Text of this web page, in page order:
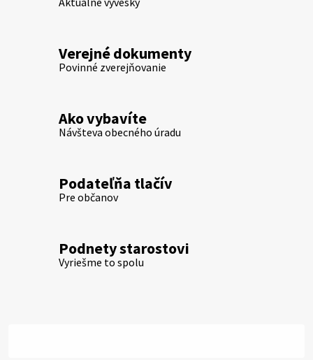
Verejné dokumenty
Povinné zverejňovanie
Ako vybavíte
Návšteva obecného úradu
Podateľňa tlačív
Pre občanov
Podnety starostovi
Vyriešme to spolu